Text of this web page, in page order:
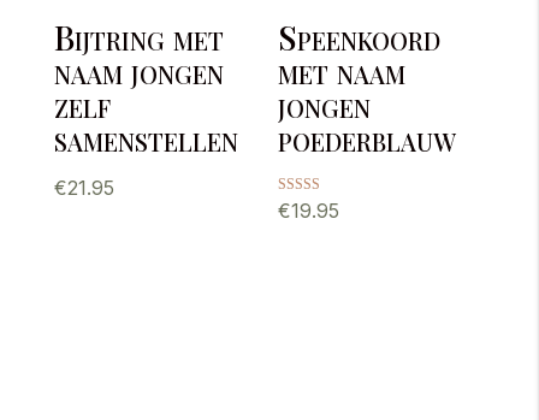
Bijtring met
naam jongen
zelf
samenstellen
€21.95
Speenkoord
met naam
jongen
poederblauw
Gewaardeerd
5.00
€19.95